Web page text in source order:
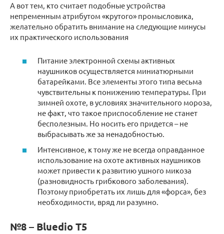
А вот тем, кто считает подобные устройства
непременным атрибутом «крутого» промысловика,
желательно обратить внимание на следующие минусы
их практического использования
Питание электронной схемы активных
наушников осуществляется миниатюрными
батарейками. Все элементы этого типа весьма
чувствительны к понижению температуры. При
зимней охоте, в условиях значительного мороза,
не факт, что такое приспособление не станет
бесполезным. Но носить его придется – не
выбрасывать же за ненадобностью.
Интенсивное, к тому же не всегда оправданное
использование на охоте активных наушников
может привести к развитию ушного микоза
(разновидность грибкового заболевания).
Поэтому приобретать их лишь для «форса», без
необходимости, вряд ли разумно.
№8 – Bluedio T5